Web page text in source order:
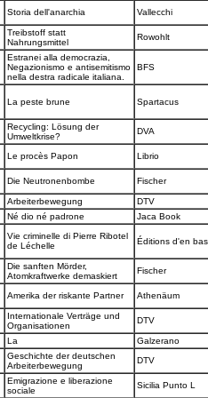
Storia dell'anarchia Vallecchi
Treibstoff statt
Nahrungsmittel
Rowohlt
Estranei alla democrazia,
Negazionismo e antisemitismo
nella destra radicale italiana.
BFS
La peste brune Spartacus
Recycling: Lösung der
Umweltkrise?
DVA
Le procès Papon Librio
Die Neutronenbombe Fischer
Arbeiterbewegung
DTV
Né dio né padrone Jaca Book
Vie criminelle di Pierre Ribotel
de Léchelle
Éditions d'en
Die sanften Mörder,
Atomkraftwerke demaskiert
Fischer
Amerika der riskante Partner Athenäum
Internationale Verträge und
Organisationen
DTV
La
Galzerano
Geschichte der deutschen
Arbeiterbewegung
DTV
Emigrazione e liberazione
sociale
Sicilia Punto L